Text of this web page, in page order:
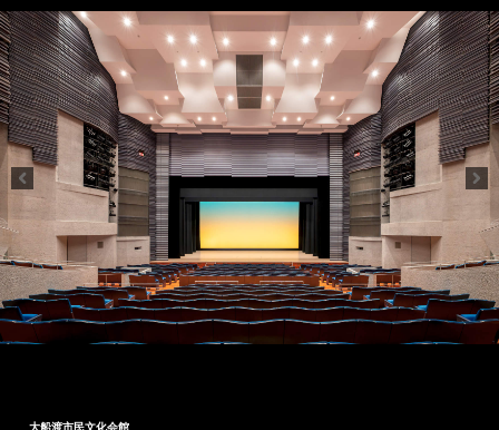
大船渡市民文化会館